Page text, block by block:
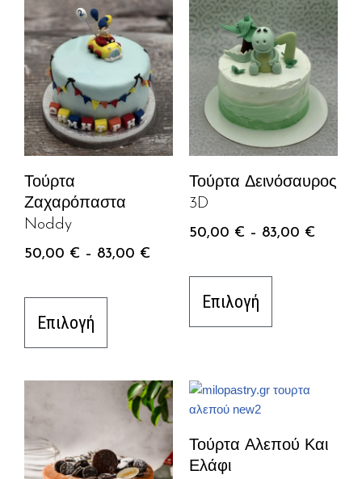
Τούρτα
Ζαχαρόπαστα
Noddy
50,00 € – 83,00 €
Επιλογή
Τούρτα Δεινόσαυρος
3D
50,00 € – 83,00 €
Επιλογή
Τούρτα Αλεπού Και
Ελάφι